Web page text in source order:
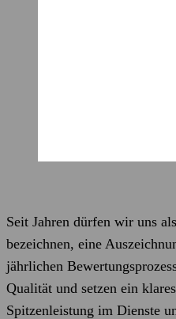
Seit Jahren dürfen wir uns
bezeichnen, eine
jährlichen
Qualität und setzen ein
Spitzenleistung im Dienste